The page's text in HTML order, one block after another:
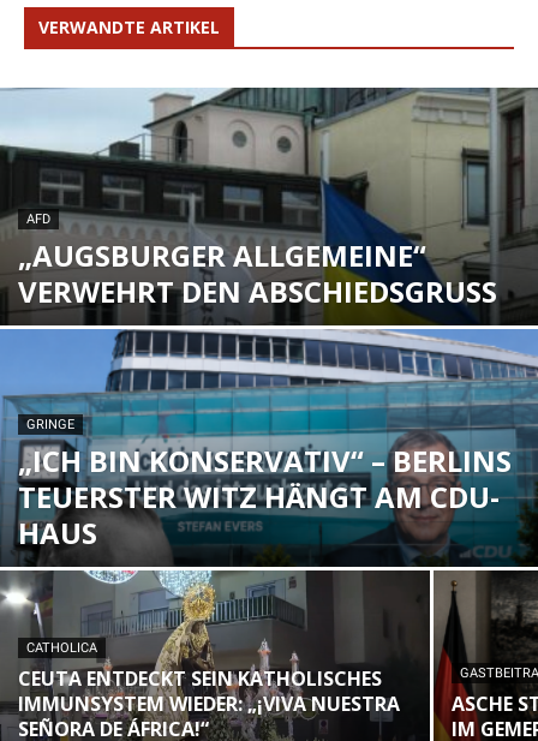
VERWANDTE ARTIKEL
AFD
„AUGSBURGER ALLGEMEINE“
VERWEHRT DEN ABSCHIEDSGRUSS
GRINGE
„ICH BIN KONSERVATIV“ – BERLINS
TEUERSTER WITZ HÄNGT AM CDU-
HAUS
CATHOLICA
CEUTA ENTDECKT SEIN KATHOLISCHES
IMMUNSYSTEM WIEDER: „¡VIVA NUESTRA
SEÑORA DE ÁFRICA!“
ASCHE
IM